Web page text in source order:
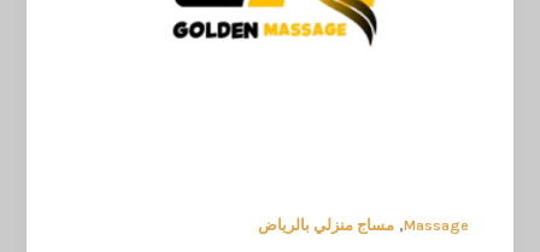
Massage
,مساج منزلي بالرياض